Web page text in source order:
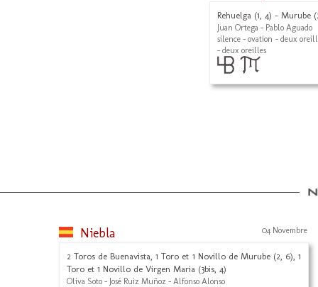
Rehuelga (1, 4) - Murube
Juan Ortega - Pablo Aguado
silence - ovation - deux
- deux oreilles
Niebla 04 Novembre
2 Toros de Buenavista, 1 Toro et 1 Novillo de Murube (2, 6), 1
Toro et 1 Novillo de Virgen Maria (3bis, 4)
Oliva Soto - José Ruiz Muñoz - Alfonso Alonso